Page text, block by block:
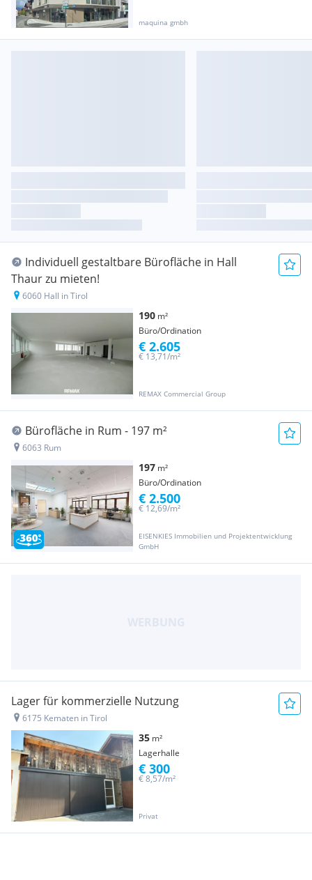
maquina gmbh
Individuell gestaltbare Bürofläche in Hall
Thaur zu mieten!
6060 Hall in Tirol
190 m²
Büro/Ordination
REMAX Commercial Group
€ 13,71/m²
€ 2.605
Bürofläche in Rum - 197 m²
6063 Rum
197 m²
Büro/Ordination
EISENKIES Immobilien und Projektentwicklung
GmbH
€ 12,69/m²
€ 2.500
Lager für kommerzielle Nutzung
6175 Kematen in Tirol
35 m²
Lagerhalle
Privat
€ 8,57/m²
€ 300